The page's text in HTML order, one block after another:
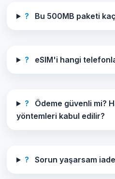
? Bu 500MB paketi
? eSIM'i hangi
?
Ödeme güvenli mi?
yöntemleri kabul edilir?
? Sorun yaşarsam